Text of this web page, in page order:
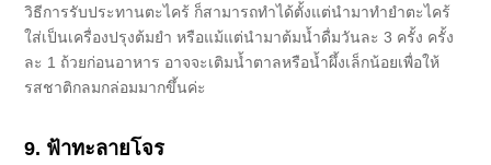
วิธีการรับประทานตะไคร้ ก็สามารถทำได้ตั้งแต่นำมาทำยำตะไคร้
ใส่เป็นเครื่องปรุงต้มยำ หรือแม้แต่นำมาต้มน้ำดื่มวันละ 3 ครั้ง ครั้ง
ละ 1 ถ้วยก่อนอาหาร อาจจะเติมน้ำตาลหรือน้ำผึ้งเล็กน้อยเพื่อให้
รสชาติกลมกล่อมมากขึ้นค่ะ
9. ฟ้าทะลายโจร